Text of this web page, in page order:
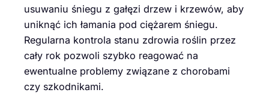
usuwaniu śniegu z gałęzi drzew i krzewów, aby
uniknąć ich łamania pod ciężarem śniegu.
Regularna kontrola stanu zdrowia roślin przez
cały rok pozwoli szybko reagować na
ewentualne problemy związane z chorobami
czy szkodnikami.